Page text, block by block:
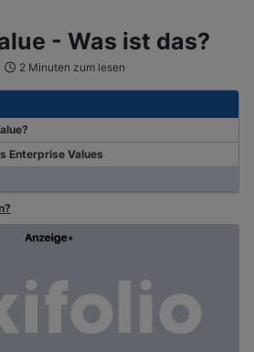
- Was ist das?
2 Minuten zum lesen
Enterprise Values